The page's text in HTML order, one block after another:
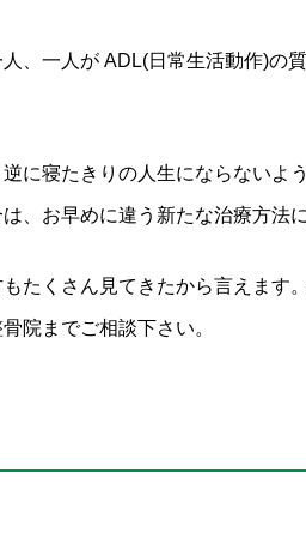
、一人が ADL(日常生活動作)の
に寝たきりの人生にならないよ
、お早めに違う新たな治療方法
たくさん見てきたから言えます
院までご相談下さい。